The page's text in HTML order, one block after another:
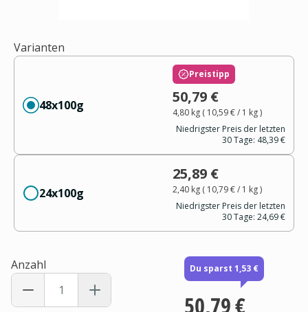
Varianten
48x100g
Preistipp
50,79 €
4,80 kg( 10,59 €/ 1 kg)
Niedrigster Preis der letzten
30 Tage: 48,39 €
24x100g
25,89 €
2,40 kg( 10,79 €/ 1 kg)
Niedrigster Preis der letzten
30 Tage: 24,69 €
Anzahl Du sparst 1,53 €
50,79 €